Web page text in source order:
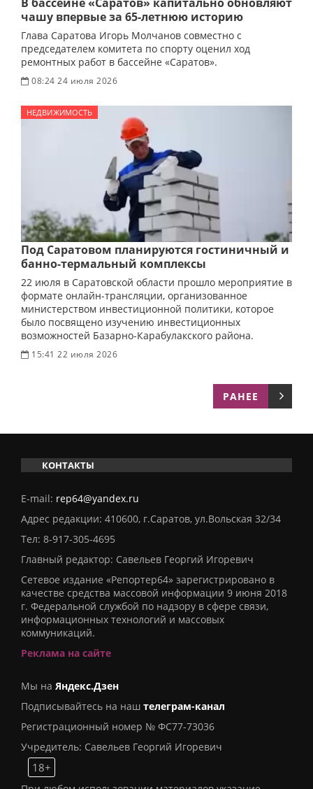
чашу впервые за 65-летнюю историю
Глава Саратова Игорь Молчанов совместно с
председателем комитета по спорту оценил ход
ремонтных работ в бассейне «Саратов».
08:24 24 июля 2026
НЕДВИЖИМОСТЬ
Под Саратовом планируются гостиничный и
банно-термальный комплексы
22 июля в Саратовской области прошло мероприятие в
формате онлайн-трансляции, организованное
министерством инвестиционной политики, которое
было посвящено изучению инвестиционных
возможностей Базарно-Карабулакского района.
15:41 22 июля 2026
РАНЕЕ
КОНТАКТЫ
E-mail: rep64@yandex.ru
Адрес редакции: 410600, г.Саратов, ул.Вольская 32/34
Тел: 8-917-305-4695
Главный редактор: Савельев Георгий Игоревич
Сетевое издание «Репортер64» зарегистрировано в
качестве средства массовой информации 9 июня 2018
г. Федеральной службой по надзору в сфере связи,
информационных технологий и массовых
коммуникаций.
Реклама на сайте
Мы на Яндекс.Дзен
Подписывайтесь на наш телеграм-канал
Регистрационный номер № ФС77-73036
Учредитель: Савельев Георгий Игоревич
18+